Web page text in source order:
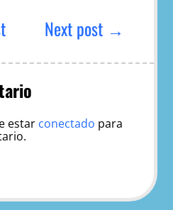
Next post →
estar conectado para